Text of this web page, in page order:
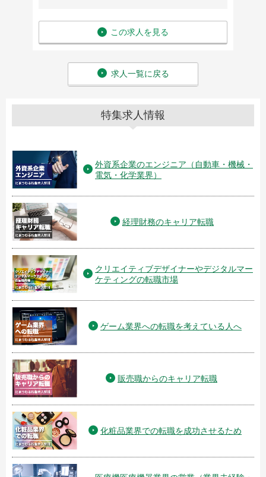
この求人を見る
求人一覧に戻る
特集求人情報
外資系企業のエンジニア（自動車・機械・
電気・化学業界）
経理財務のキャリア転職
クリエイティブデザイナーやデジタルマー
ケティングの転職市場
ゲーム業界への転職を考えている人へ
販売職からのキャリア転職
化粧品業界での転職を成功させるため